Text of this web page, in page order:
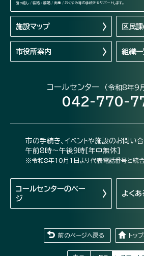
引っ越し / 結婚 / 離婚 / 出産 / おくやみ等の手続きをサポートします。
施設マップ 区民
市役所案内 組織
コールセンター （令和8年9
042-770-
市の手続き、イベントや施設のお問い
午前8時～午後9時[年中無休]
※令和8年10月1日より代表電話番号と統合
コールセンターのペー
ジ
よくあ
前のページへ戻る トッ